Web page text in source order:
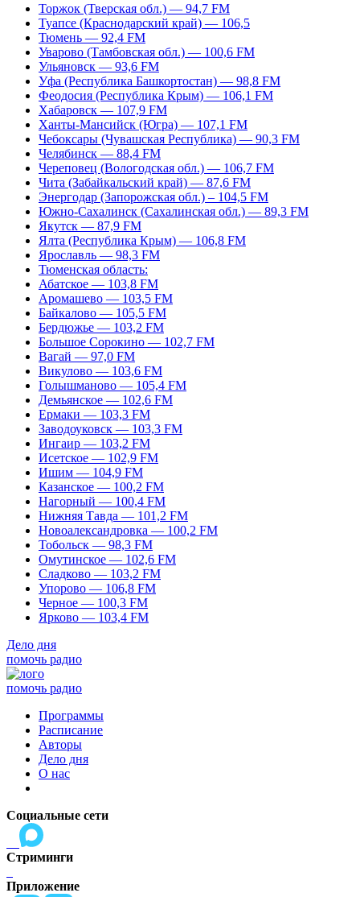
Торжок (Тверская обл.) — 94,7 FM
Туапсе (Краснодарский край) — 106,5
Тюмень — 92,4 FM
Уварово (Тамбовская обл.) — 100,6 FM
Ульяновск — 93,6 FM
Уфа (Республика Башкортостан) — 98,8 FM
Феодосия (Республика Крым) — 106,1 FM
Хабаровск — 107,9 FM
Ханты-Мансийск (Югра) — 107,1 FM
Чебоксары (Чувашская Республика) — 90,3 FM
Челябинск — 88,4 FM
Череповец (Вологодская обл.) — 106,7 FM
Чита (Забайкальский край) — 87,6 FM
Энергодар (Запорожская обл.) – 104,5 FM
Южно-Сахалинск (Сахалинская обл.) — 89,3 FM
Якутск — 87,9 FM
Ялта (Республика Крым) — 106,8 FM
Ярославль — 98,3 FM
Тюменская область:
Абатское — 103,8 FM
Аромашево — 103,5 FM
Байкалово — 105,5 FM
Бердюжье — 103,2 FM
Большое Сорокино — 102,7 FM
Вагай — 97,0 FM
Викулово — 103,6 FM
Голышманово — 105,4 FM
Демьянское — 102,6 FM
Ермаки — 103,3 FM
Заводоуковск — 103,3 FM
Ингаир — 103,2 FM
Исетское — 102,9 FM
Ишим — 104,9 FM
Казанское — 100,2 FM
Нагорный — 100,4 FM
Нижняя Тавда — 101,2 FM
Новоалександровка — 100,2 FM
Тобольск — 98,3 FM
Омутинское — 102,6 FM
Сладково — 103,2 FM
Упорово — 106,8 FM
Черное — 100,3 FM
Ярково — 103,4 FM
Дело дня
помочь радио
помочь радио
Программы
Расписание
Авторы
Дело дня
О нас
Социальные сети
Стриминги
Приложение